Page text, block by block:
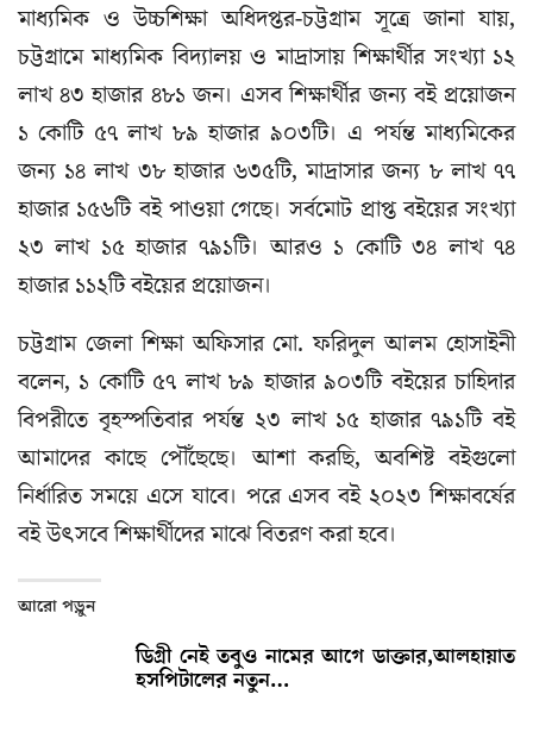
মাধ্যমিক ও উচ্চশিক্ষা অধিদপ্তর-চট্টগ্রাম সূত্রে জানা যায়,
চট্টগ্রামে মাধ্যমিক বিদ্যালয় ও মাদ্রাসায় শিক্ষার্থীর সংখ্যা ১২
লাখ ৪৩ হাজার ৪৮১ জন। এসব শিক্ষার্থীর জন্য বই প্রয়োজন
১ কোটি ৫৭ লাখ ৮৯ হাজার ৯০৩টি। এ পর্যন্ত মাধ্যমিকের
জন্য ১৪ লাখ ৩৮ হাজার ৬৩৫টি, মাদ্রাসার জন্য ৮ লাখ ৭৭
হাজার ১৫৬টি বই পাওয়া গেছে। সর্বমোট প্রাপ্ত বইয়ের সংখ্যা
২৩ লাখ ১৫ হাজার ৭৯১টি। আরও ১ কোটি ৩৪ লাখ ৭৪
হাজার ১১২টি বইয়ের প্রয়োজন।
চট্টগ্রাম জেলা শিক্ষা অফিসার মো. ফরিদুল আলম হোসাইনী
বলেন, ১ কোটি ৫৭ লাখ ৮৯ হাজার ৯০৩টি বইয়ের চাহিদার
বিপরীতে বৃহস্পতিবার পর্যন্ত ২৩ লাখ ১৫ হাজার ৭৯১টি বই
আমাদের কাছে পৌঁছেছে। আশা করছি, অবশিষ্ট বইগুলো
নির্ধারিত সময়ে এসে যাবে। পরে এসব বই ২০২৩ শিক্ষাবর্ষের
বই উৎসবে শিক্ষার্থীদের মাঝে বিতরণ করা হবে।
আরো পড়ুন
ডিগ্রী নেই তবুও নামের আগে ডাক্তার,আলহায়াত
হসপিটালের নতুন…